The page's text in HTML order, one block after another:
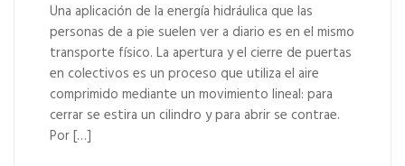
Una aplicación de la energía hidráulica que las
personas de a pie suelen ver a diario es en el mismo
transporte físico. La apertura y el cierre de puertas
en colectivos es un proceso que utiliza el aire
comprimido mediante un movimiento lineal: para
cerrar se estira un cilindro y para abrir se contrae.
Por […]